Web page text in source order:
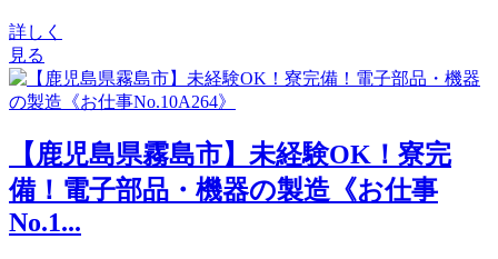
詳しく
見る
【鹿児島県霧島市】未経験OK！寮完
備！電子部品・機器の製造《お仕事
No.1...